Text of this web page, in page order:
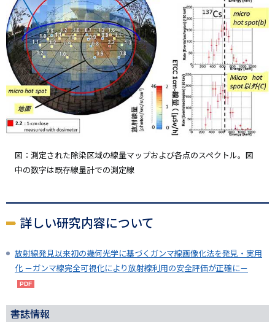
図：測定された除染区域の線量マップおよび各点のスペクトル。図
中の数字は既存線量計での測定線
詳しい研究内容について
放射線発見以来初の幾何光学に基づくガンマ線画像化法を発見・実用
化 －ガンマ線完全可視化により放射線利用の安全評価が正確に－
書誌情報